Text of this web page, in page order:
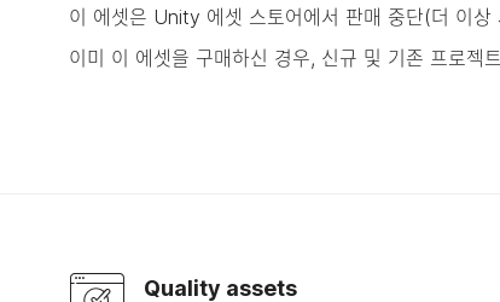
이 에셋은 Unity 에셋 스토어에서 판매 중단(더 이상
이미 이 에셋을 구매하신 경우, 신규 및 기존 프로젝
Quality assets